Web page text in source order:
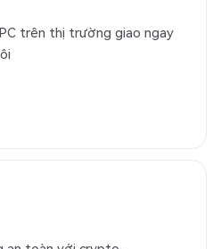
trên thị trường giao ngay